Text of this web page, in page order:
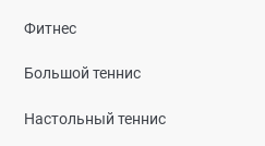
Фитнес
Большой теннис
Настольный теннис